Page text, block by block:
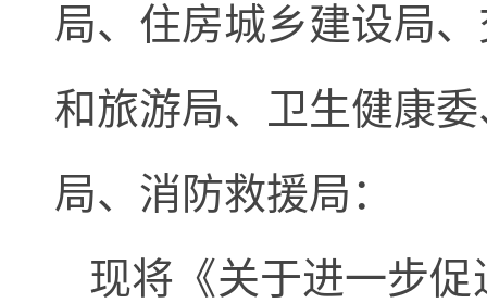
局、住房城乡建设局
和旅游局、卫生健康
局、消防救援局：
现将《关于进一步